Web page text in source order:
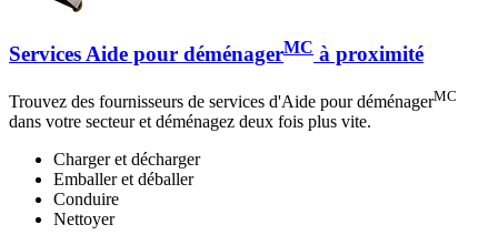
Services Aide pour déménagerMC à proximité
Trouvez des fournisseurs de services d'Aide pour déménagerMC
dans votre secteur et déménagez deux fois plus vite.
Charger et décharger
Emballer et déballer
Conduire
Nettoyer